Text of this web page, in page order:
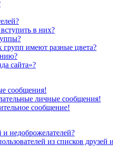
в них?
групп имеют разные цвета?
сайта»?
сообщения!
личные сообщения!
сообщение!
и недоброжелателей?
из списков друзей